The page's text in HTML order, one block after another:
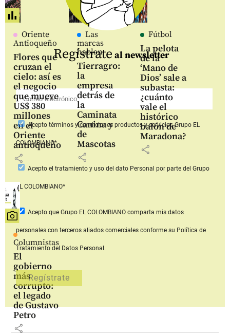
Oriente
Antioqueño
Flores que
cruzan el
cielo: así es
el negocio
que mueve
US$ 380
millones
en el
Oriente
antioqueño
share
Las
marcas
hablan
Tierragro:
la
empresa
detrás de
la
Caminata
Canina y
de
Mascotas
share
Fútbol
La pelota
de la
‘Mano de
Dios’ sale a
subasta:
¿cuánto
vale el
histórico
balón de
Maradona?
share
Columnistas
El
gobierno
más
corrupto:
el legado
de Gustavo
Petro
share
Regístrate al newsletter
Aceptotérminos y condiciones productos y serviciosGrupo EL
COLOMBIANO*
Acepto el tratamiento y uso del dato Personal por parte del Grupo
EL COLOMBIANO*
Acepto que Grupo EL COLOMBIANOcomparta mis datos
personales con terceros aliados comerciales conforme su Política de
Tratamiento del Datos Personal.